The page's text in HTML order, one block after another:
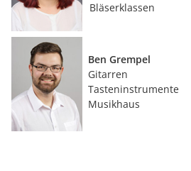
Bläserklassen
Ben Grempel
Gitarren
Tasteninstrumente
Musikhaus